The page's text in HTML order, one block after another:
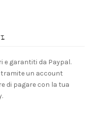
e garantiti da Paypal.
tramite un account
di pagare con la tua